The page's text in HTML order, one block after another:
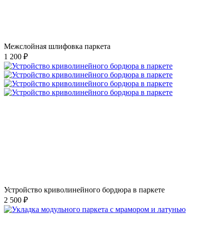
Межслойная шлифовка паркета
1 200 ₽
Устройство криволинейного бордюра в паркете
2 500 ₽